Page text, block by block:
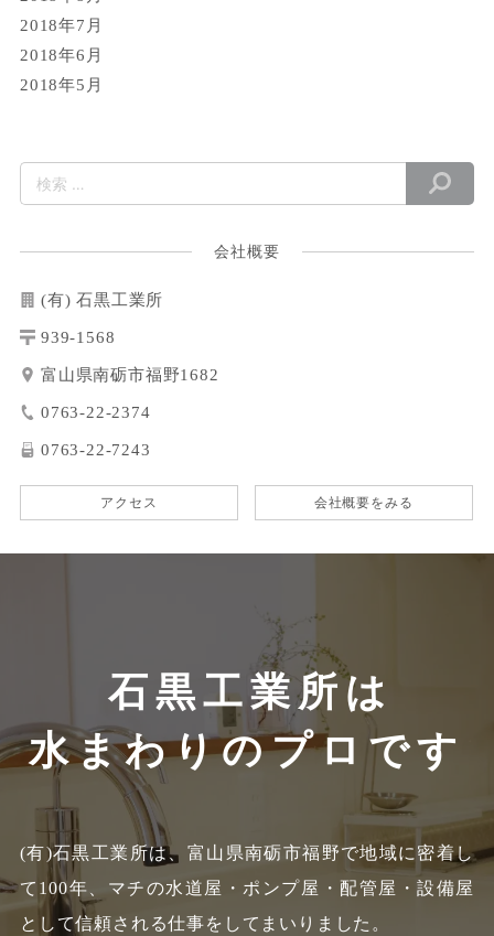
2018年7月
2018年6月
2018年5月
会社概要
(有) 石黒工業所
939-1568
富山県南砺市福野1682
0763-22-2374
0763-22-7243
アクセス 会社概要をみる
石黒工業所は
水まわりのプロです
(有)石黒工業所は、富山県南砺市福野で地域に密着し
て100年、 マチの水道屋・ポンプ屋・配管屋・設備屋
として信頼される仕事をしてまいりました。